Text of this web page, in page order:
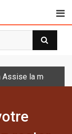
Assise la messe